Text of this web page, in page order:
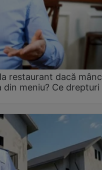
restaurant dacă
meniu? Ce drepturi